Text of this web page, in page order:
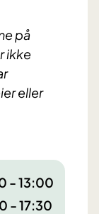
på
ikke
eller
- 13:00
- 17:30